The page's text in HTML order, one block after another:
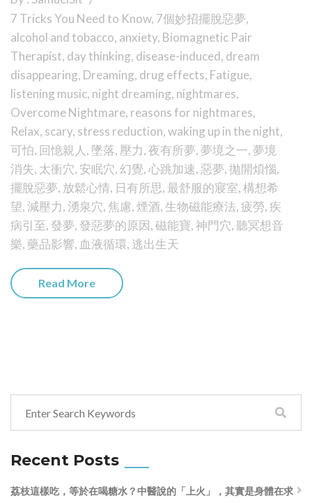
7 Tricks You Need to Know, 7個妙招擺脫惡夢,
alcohol and tobacco, anxiety, Biomagnetic Pair
Therapist, day thinking, disease-induced, dream
disappearing, Dreaming, drug effects, Fatigue,
listening music, night dreaming, nightmares,
Overcome Nightmare, reasons for nightmares,
Relax, scary, stress reduction,waking up in the night,
可怕, 回憶親人 , 墜落, 壓力,夜有所夢,夢境之一,夢境
消失, 太衝穴, 安眠穴,幻覺,心跳加速, 惡夢,拋開煩惱,
擺脫惡夢, 放鬆心情, 日有所思,最舒服的寢室,構想希
望, 減壓力, 湧泉穴,焦慮,煙酒, 生物磁能療法,疲勞,疾
病引至, 發夢, 發惡夢的原因,磁能寶,神門穴,聽冥想音
樂,藥品影響, 血液循環, 逃出生天
Read More
Recent Posts
荔枝這樣吃，等於在喝糖水？中醫說的「上火」，其實是身體在求